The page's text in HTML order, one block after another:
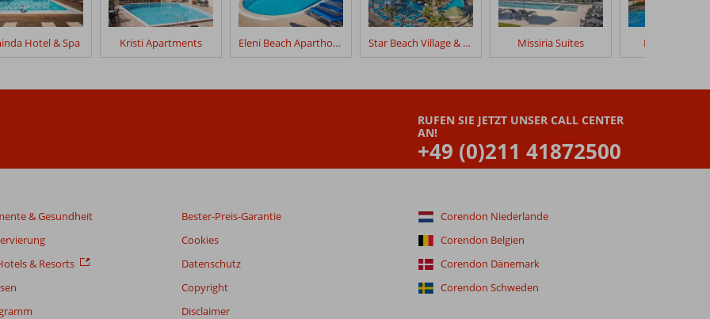
Hotel & Spa Kristi Apartments Eleni Beach Aparthotel Star Beach Village & Water Park Missiria Suites Hotel
RUFEN SIE JETZT UNSER CALL CENTER
AN!
+49 (0)211 41872500
& Gesundheit
& Resorts
Bester-Preis-Garantie
Cookies
Datenschutz
Copyright
Disclaimer
Corendon Niederlande
Corendon Belgien
Corendon Dänemark
Corendon Schweden